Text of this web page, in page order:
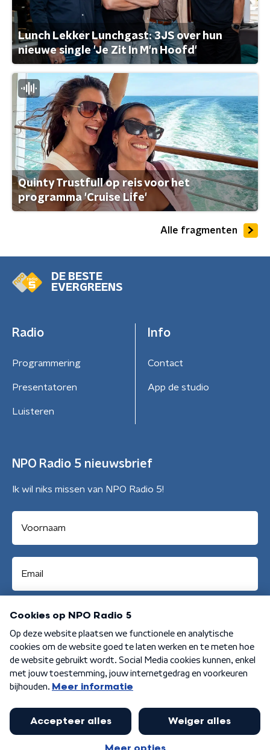
Lunch Lekker Lunchgast: 3JS over hun
nieuwe single 'Je Zit In M'n Hoofd'
Quinty Trustfull op reis voor het
programma 'Cruise Life'
Alle fragmenten
DE BESTE
EVERGREENS
Radio
Programmering
Presentatoren
Luisteren
Info
Contact
App de studio
NPO Radio 5 nieuwsbrief
Ik wil niks missen van NPO Radio 5!
Aanmelden
Algemene voorwaarden